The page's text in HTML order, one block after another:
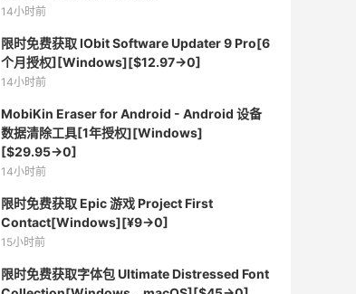
14小时前
限时免费获取 IObit Software Updater 9 Pro[6
个月授权][Windows][$12.97→0]
14小时前
MobiKin Eraser for Android - Android 设备
数据清除工具[1年授权][Windows]
[$29.95→0]
14小时前
限时免费获取 Epic 游戏 Project First
Contact[Windows][¥9→0]
15小时前
限时免费获取字体包 Ultimate Distressed Font